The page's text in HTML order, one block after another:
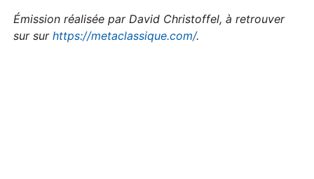
Émission réalisée par David Christoffel, à retrouver
sur surhttps://metaclassique.com/.